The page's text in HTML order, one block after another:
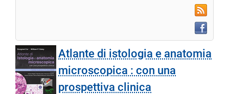
RSS
Atlante di istologia e anatomia
microscopica : con una
prospettiva clinica